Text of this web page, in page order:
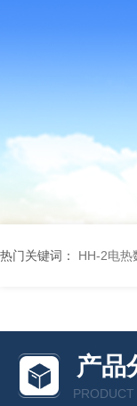
热门关键词： HH-2电热
产品